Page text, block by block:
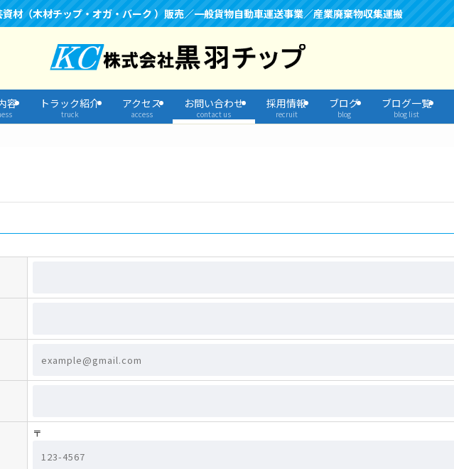
材（木材チップ・オガ・バーク ）販売／一般貨物自動車運送事業／産業廃棄物収集運搬
容 トラック紹介
truck
アクセス
access
お問い合わせ
contact us
採用情報
recruit
ブログ
blog
ブログ一覧
blog list
〒